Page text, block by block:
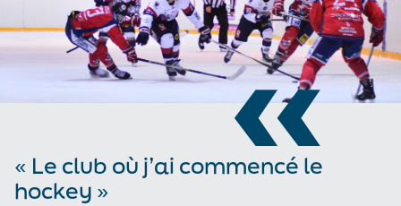
«
« Le club où j’ai commencé le
hockey »